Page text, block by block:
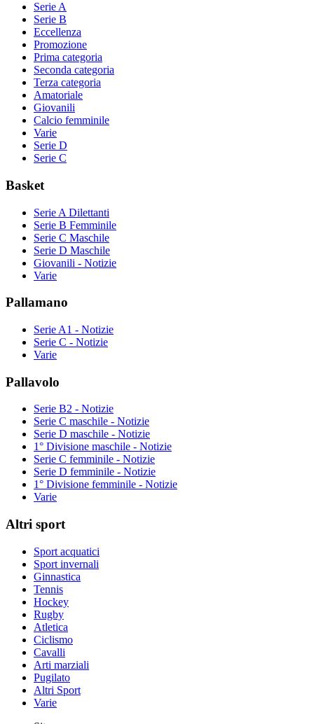
Serie A
Serie B
Eccellenza
Promozione
Prima categoria
Seconda categoria
Terza categoria
Amatoriale
Giovanili
Calcio femminile
Varie
Serie D
Serie C
Basket
Serie A Dilettanti
Serie B Femminile
Serie C Maschile
Serie D Maschile
Giovanili - Notizie
Varie
Pallamano
Serie A1 - Notizie
Serie C - Notizie
Varie
Pallavolo
Serie B2 - Notizie
Serie C maschile - Notizie
Serie D maschile - Notizie
1° Divisione maschile - Notizie
Serie C femminile - Notizie
Serie D femminile - Notizie
1° Divisione femminile - Notizie
Varie
Altri sport
Sport acquatici
Sport invernali
Ginnastica
Tennis
Hockey
Rugby
Atletica
Ciclismo
Cavalli
Arti marziali
Pugilato
Altri Sport
Varie